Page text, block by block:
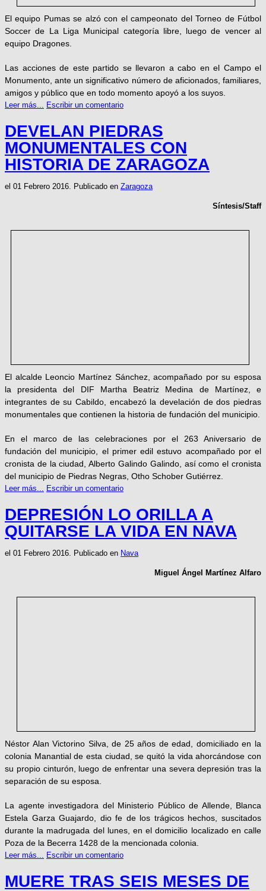
El equipo Pumas se alzó con el campeonato del Torneo de Fútbol
Soccer de La Liga Municipal categoría libre, luego de vencer al
equipo Dragones.
Las acciones de este partido se llevaron a cabo en el Campo el
Monumento, ante un significativo número de aficionados, familiares,
amigos y público que en todo momento apoyó a los suyos.
Leer más... Escribir un comentario
DEVELAN PIEDRAS
MONUMENTALES CON
HISTORIA DE ZARAGOZA
el 01 Febrero 2016. Publicado en Zaragoza
Síntesis/Staff
El alcalde Leoncio Martínez Sánchez, acompañado por su esposa
la presidenta del DIF Martha Beatriz Medina de Martínez, e
integrantes de su Cabildo, encabezó la develación de dos piedras
monumentales que contienen la historia de fundación del municipio.
En el marco de las celebraciones por el 263 Aniversario de
fundación del municipio, el primer edil estuvo acompañado por el
cronista de la ciudad, Alberto Galindo Galindo, así como el cronista
del municipio de Piedras Negras, Otho Schober Gutiérrez.
Leer más... Escribir un comentario
DEPRESIÓN LO ORILLA A
QUITARSE LA VIDA EN NAVA
el 01 Febrero 2016. Publicado en Nava
Miguel Ángel Martínez Alfaro
Néstor Alan Victorino Silva, de 25 años de edad, domiciliado en la
colonia Manantial de esta ciudad, se quitó la vida ahorcándose con
su propio cinturón, luego de enfrentar una severa depresión tras la
separación de su esposa.
La agente investigadora del Ministerio Público de Allende, Blanca
Estela Garza Guajardo, dio fe de los trágicos hechos, suscitados
durante la madrugada del lunes, en el domicilio localizado en calle
Poza de la Becerra 1428 de la mencionada colonia.
Leer más... Escribir un comentario
MUERE TRAS SEIS MESES DE